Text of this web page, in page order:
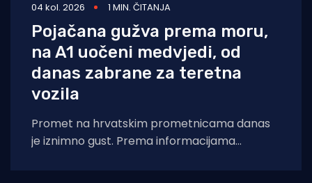
04 kol. 2026 1 MIN. ČITANJA
Pojačana gužva prema moru,
na A1 uočeni medvjedi, od
danas zabrane za teretna
vozila
Promet na hrvatskim prometnicama danas
je iznimno gust. Prema informacijama